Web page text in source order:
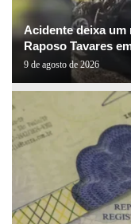
Acidente deixa
Raposo Tavares
9 de agosto de 2026